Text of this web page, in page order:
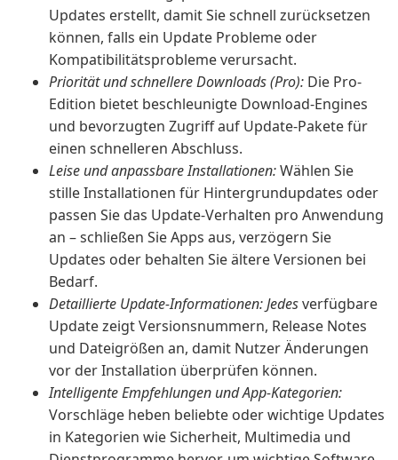
Updates erstellt, damit Sie schnell zurücksetzen
können, falls ein Update Probleme oder
Kompatibilitätsprobleme verursacht.
Priorität und schnellere Downloads (Pro): Die Pro-
Edition bietet beschleunigte Download-Engines
und bevorzugten Zugriff auf Update-Pakete für
einen schnelleren Abschluss.
Leise und anpassbare Installationen:Wählen Sie
stille Installationen für Hintergrundupdates oder
passen Sie das Update-Verhalten pro Anwendung
an – schließen Sie Apps aus, verzögern Sie
Updates oder behalten Sie ältere Versionen bei
Bedarf.
Detaillierte Update-Informationen: Jedesverfügbare
Update zeigt Versionsnummern, Release Notes
und Dateigrößen an, damit Nutzer Änderungen
vor der Installation überprüfen können.
Intelligente Empfehlungen und App-Kategorien:
Vorschläge heben beliebte oder wichtige Updates
in Kategorien wie Sicherheit, Multimedia und